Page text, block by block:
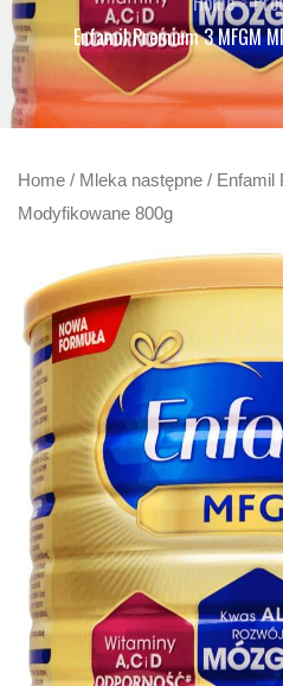
Enfamil Premium 3 MFGM
Home / Mleka następne / Enfamil
Modyfikowane 800g